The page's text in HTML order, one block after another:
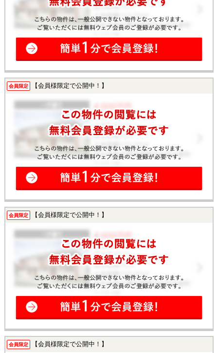
会員限定 【会員様限定で公開中！】
会員限定 【会員様限定で公開中！】
会員限定 【会員様限定で公開中！】